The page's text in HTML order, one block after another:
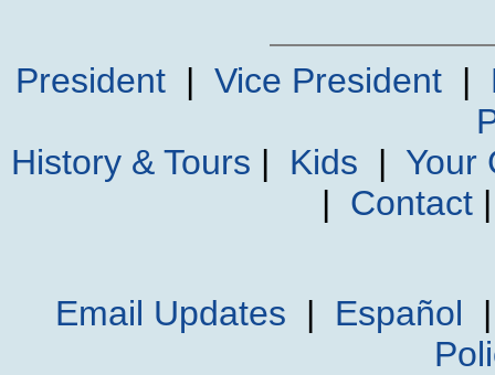
President| Vice President|
History & Tours | Kids | Your
| Contact
Email Updates | Español